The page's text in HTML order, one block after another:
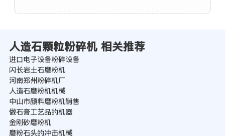
人造石颗粒粉碎机 相关推荐
进口电子设备粉碎设备
闪长岩土石磨粉机
河南郑州粉碎机厂
人造石磨粉机机械
中山市颜料磨粉机销售
做石膏工艺品的机器
金刚砂磨粉机
磨粉石头的冲击机械